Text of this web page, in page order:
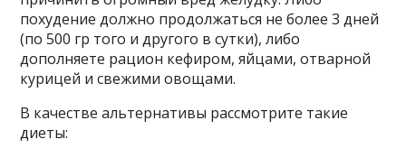
похудение должно продолжаться не более 3 дней
(по 500 гр того и другого в сутки), либо
дополняете рацион кефиром, яйцами, отварной
курицей и свежими овощами.
В качестве альтернативы рассмотрите такие
диеты: